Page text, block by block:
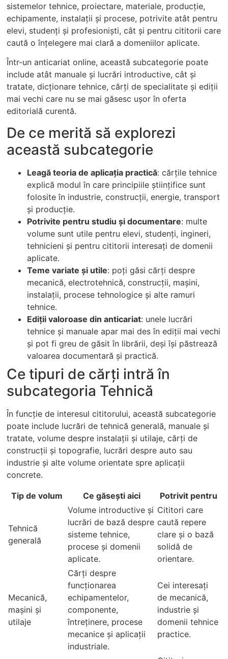
sistemelor tehnice, proiectare, materiale, producție,
echipamente, instalații și procese, potrivite atât pentru
elevi, studenți și profesioniști, cât și pentru cititorii care
caută o înțelegere mai clară a domeniilor aplicate.
Într-un anticariat online, această subcategorie poate
include atât manuale și lucrări introductive, cât și
tratate, dicționare tehnice, cărți de specialitate și ediții
mai vechi care nu se mai găsesc ușor în oferta
editorială curentă.
De ce merită să explorezi
această subcategorie
Leagă teoria de aplicația practică: cărțile tehnice
explică modul în care principiile științifice sunt
folosite în industrie, construcții, energie, transport
și producție.
Potrivite pentru studiu și documentare: multe
volume sunt utile pentru elevi, studenți, ingineri,
tehnicieni și pentru cititorii interesați de domenii
aplicate.
Teme variate și utile: poți găsi cărți despre
mecanică, electrotehnică, construcții, mașini,
instalații, procese tehnologice și alte ramuri
tehnice.
Ediții valoroase din anticariat: unele lucrări
tehnice și manuale apar mai des în ediții mai vechi
și pot fi greu de găsit în librării, deși își păstrează
valoarea documentară și practică.
Ce tipuri de cărți intră în
subcategoria Tehnică
În funcție de interesul cititorului, această subcategorie
poate include lucrări de tehnică generală, manuale și
tratate, volume despre instalații și utilaje, cărți de
construcții și topografie, lucrări despre auto sau
industrie și alte volume orientate spre aplicații
concrete.
Tip de volum Ce găsești aici Potrivit pentru
Tehnică
generală
Volume introductive și
lucrări de bază despre
sisteme tehnice,
procese și domenii
aplicate.
Cititori care
caută repere
clare și o bază
solidă de
orientare.
Mecanică,
mașini și
utilaje
Cărți despre
funcționarea
echipamentelor,
componente,
întreținere, procese
mecanice și aplicații
industriale.
Cei interesați
de mecanică,
industrie și
domenii tehnice
practice.